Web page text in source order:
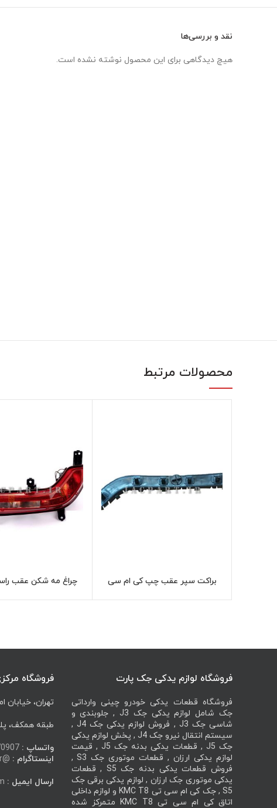
نقد و بررسی‌ها
هیچ دیدگاهی برای این محصول نوشته نشده است.
محصولات مرتبط
اطلاعات بیشتر
براکت سپر عقب چپ کی ام سی
چراغ مه شکن عقب
فروشگاه لوازم یدکی جک پارت
فروشگاه قطعات یدکی خودرو چینی وارداتی
جک شامل لوازم یدکی جک J3 , جلوبندی و
شاسی جک J3 , فروش لوازم یدکی جک J4 ,
سیستم انتقال نیرو جک J4 , پخش لوازم یدکی
جک J5 , قطعات یدکی بدنه جک J5 , قیمت
لوازم یدکی ارزان , قطعات موتوری جک S3 ,
فروش قطعات یدکی بدنه جک S5 , قطعات
یدکی موتوری جک ارزان , لوازم یدکی برقی جک
S5 , جک کی ام سی تی KMC T8 و لوازم داخلی
اتاق کی ام سی تی KMC T8 متمرکز شده
فروشگاه
تهران، خیابان
طبقه همکف،
واتساپ :
اینستاگرام : @gasp.ir
ارسال ایمیل :